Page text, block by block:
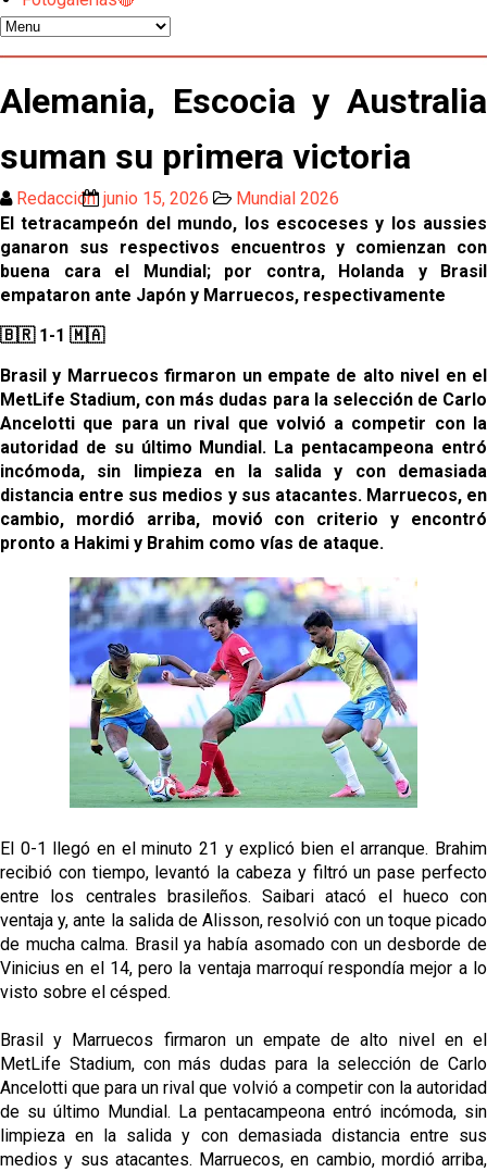
El Sevilla mueve ficha por Robbie Ure: la opción 'A'
para el ataque nervionense
Los contratiempos para García Plaza por la mala
gestión de un inválido Consejo
El Sevilla C se queda en Tercera Federación
Atlético y Getafe agitan el mercado de LaLiga
Luis García Plaza: No sufrir ya es un paso adelante
más antes del cierre
Djibril Sow pone rumbo a Italia para firmar su nuevo
contrato con el Genoa
Kochorashvili, seria opción para reforzar el centro
del campo sevillista
Oso es el siguiente en la lista para salir
Banquillos confirmados: así queda la cantera del
Sevilla Femenino para la 2026/27
Alemania, Escocia y Australia
suman su primera victoria
Redacción junio 15, 2026
Mundial 2026
El tetracampeón del mundo, los escoceses y los aussies
ganaron sus respectivos encuentros y comienzan con
buena cara el Mundial; por contra, Holanda y Brasil
empataron ante Japón y Marruecos, respectivamente
🇧🇷 1-1 🇲🇦
Brasil y Marruecos firmaron un empate de alto nivel en el
MetLife Stadium, con más dudas para la selección de Carlo
Ancelotti que para un rival que volvió a competir con la
autoridad de su último Mundial. La pentacampeona entró
incómoda, sin limpieza en la salida y con demasiada
distancia entre sus medios y sus atacantes. Marruecos, en
cambio, mordió arriba, movió con criterio y encontró
pronto a Hakimi y Brahim como vías de ataque.
El 0-1 llegó en el minuto 21 y explicó bien el arranque. Brahim
recibió con tiempo, levantó la cabeza y filtró un pase perfecto
entre los centrales brasileños. Saibari atacó el hueco con
ventaja y, ante la salida de Alisson, resolvió con un toque picado
de mucha calma. Brasil ya había asomado con un desborde de
Vinicius en el 14, pero la ventaja marroquí respondía mejor a lo
visto sobre el césped.
Brasil y Marruecos firmaron un empate de alto nivel en el
MetLife Stadium, con más dudas para la selección de Carlo
Ancelotti que para un rival que volvió a competir con la autoridad
de su último Mundial. La pentacampeona entró incómoda, sin
limpieza en la salida y con demasiada distancia entre sus
medios y sus atacantes. Marruecos, en cambio, mordió arriba,